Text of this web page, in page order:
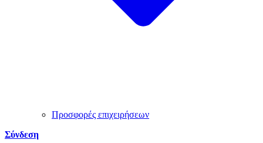
Προσφορές επιχειρήσεων
Σύνδεση